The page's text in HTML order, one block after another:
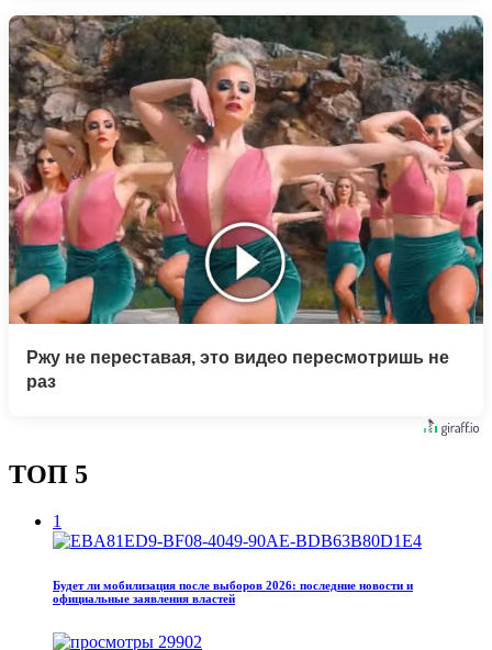
Ржу не переставая, это видео пересмотришь не
раз
ТОП 5
1
Будет ли мобилизация после выборов 2026: последние новости и
официальные заявления властей
29902